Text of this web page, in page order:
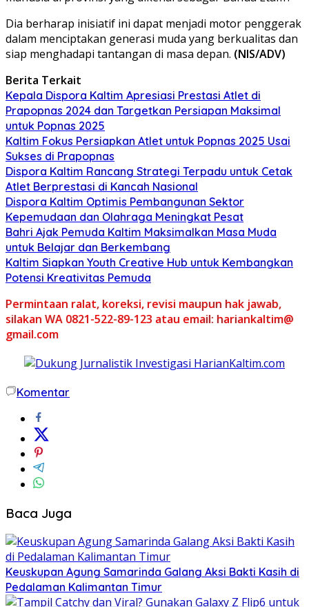
Dia berharap inisiatif ini dapat menjadi motor penggerak
dalam menciptakan generasi muda yang berkualitas dan
siap menghadapi tantangan di masa depan. (NIS/ADV)
Berita Terkait
Kepala Dispora Kaltim Apresiasi Prestasi Atlet di
Prapopnas 2024 dan Targetkan Persiapan Maksimal
untuk Popnas 2025
Kaltim Fokus Persiapkan Atlet untuk Popnas 2025 Usai
Sukses di Prapopnas
Dispora Kaltim Rancang Strategi Terpadu untuk Cetak
Atlet Berprestasi di Kancah Nasional
Dispora Kaltim Optimis Pembangunan Sektor
Kepemudaan dan Olahraga Meningkat Pesat
Bahri Ajak Pemuda Kaltim Maksimalkan Masa Muda
untuk Belajar dan Berkembang
Kaltim Siapkan Youth Creative Hub untuk Kembangkan
Potensi Kreativitas Pemuda
Permintaan ralat, koreksi, revisi maupun hak jawab,
silakan WA 0821-522-89-123 atau email: hariankaltim@
gmail.com
Komentar
Baca Juga
Keuskupan Agung Samarinda Galang Aksi Bakti Kasih di
Pedalaman Kalimantan Timur